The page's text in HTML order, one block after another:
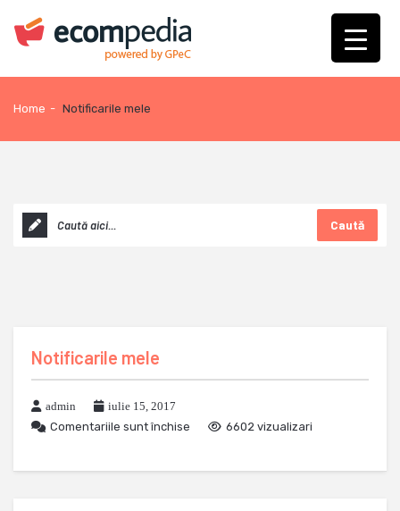
Home - Notificarile mele
Caută
Notificarile mele
admin
iulie 15, 2017
Comentariile sunt închise
6602 vizualizari